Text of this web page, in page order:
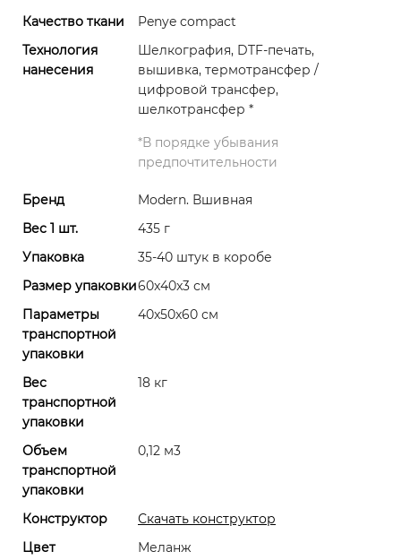
Качество ткани
Penye compact
Технология
нанесения
Шелкография, DTF-печать,
вышивка, термотрансфер /
цифровой трансфер,
шелкотрансфер *
*В порядке убывания
предпочтительности
Бренд
Modern. Вшивная
Вес 1 шт.
435 г
Упаковка
35-40 штук в коробе
Размер упаковки60x40x3 см
Параметры
транспортной
упаковки
40x50x60 см
Вес
транспортной
упаковки
18 кг
Объем
транспортной
упаковки
0,12 м3
Конструктор
Скачать конструктор
Цвет
Меланж